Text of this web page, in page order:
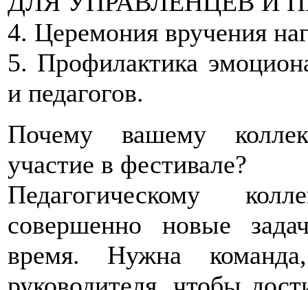
4. Церемония вручения
5. Профилактика
и педагогов.
Почему вашему
участие в фестивале?
Педагогическому
совершенно новые
время. Нужна